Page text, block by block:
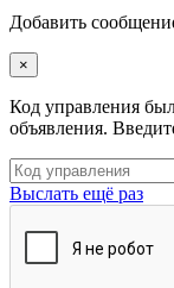
Добавить
×
Код управления
объявления.
Выслать ещё раз